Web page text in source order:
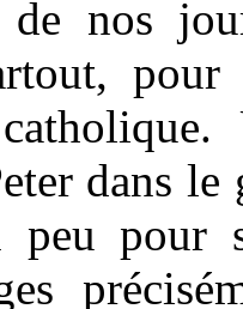
de nos
dans
peu pour